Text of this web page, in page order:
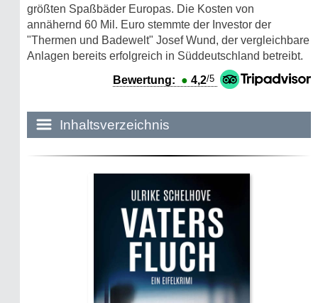
größten Spaßbäder Europas. Die Kosten von
annähernd 60 Mil. Euro stemmte der Investor der
"Thermen und Badewelt" Josef Wund, der vergleichbare
Anlagen bereits erfolgreich in Süddeutschland betreibt.
Bewertung: ● 4,2/5
Inhaltsverzeichnis
Historie:
Die dunkle Seite
Mythen, Märchen & Legenden (2025)
Sightseeing:
Die Eifel entdecken